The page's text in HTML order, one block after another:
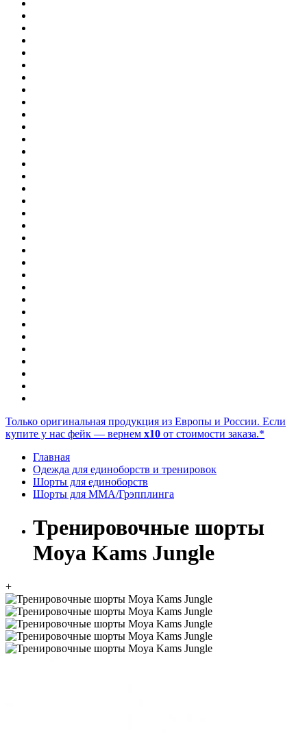
Только оригинальная продукция из Европы и России. Если
купите у нас фейк — вернем x10 от стоимости заказа.*
Главная
Одежда для единоборств и тренировок
Шорты для единоборств
Шорты для ММА/Грэпплинга
Тренировочные шорты
Moya Kams Jungle
+